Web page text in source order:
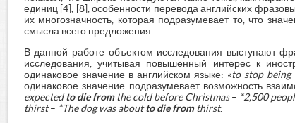
единиц [4], [8], особенности перевода английских
их многозначность, которая подразумевает то, что
смысла всего предложения.
В данной работе объектом исследования выступают
исследования, учитывая повышенный интерес к
одинаковое значение в английском языке: «to stop being
одинаковое значение подразумевает возможность
expectedto die fromthe cold before Christmas– *2,500
thirst– *The dog was aboutto die fromthirst.